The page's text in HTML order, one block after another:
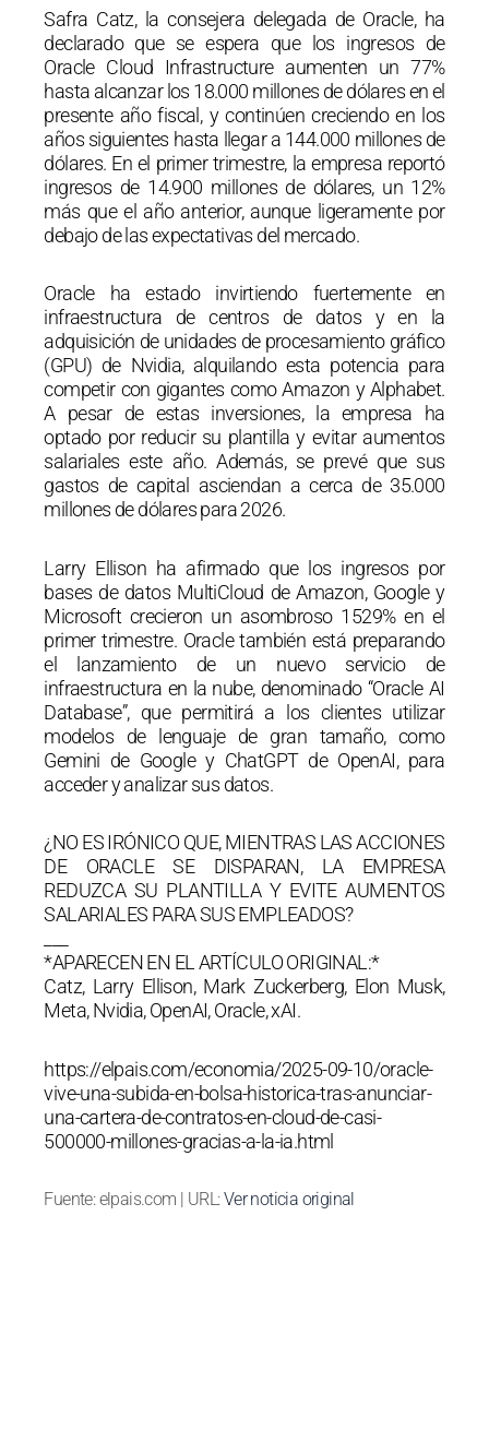
Safra Catz, la consejera delegada de Oracle, ha
declarado que se espera que los ingresos de
Oracle Cloud Infrastructure aumenten un 77%
hasta alcanzar los 18.000 millones de dólares en el
presente año fiscal, y continúen creciendo en los
años siguientes hasta llegar a 144.000 millones de
dólares. En el primer trimestre, la empresa reportó
ingresos de 14.900 millones de dólares, un 12%
más que el año anterior, aunque ligeramente por
debajo de las expectativas del mercado.
Oracle ha estado invirtiendo fuertemente en
infraestructura de centros de datos y en la
adquisición de unidades de procesamiento gráfico
(GPU) de Nvidia, alquilando esta potencia para
competir con gigantes como Amazon y Alphabet.
A pesar de estas inversiones, la empresa ha
optado por reducir su plantilla y evitar aumentos
salariales este año. Además, se prevé que sus
gastos de capital asciendan a cerca de 35.000
millones de dólares para 2026.
Larry Ellison ha afirmado que los ingresos por
bases de datos MultiCloud de Amazon, Google y
Microsoft crecieron un asombroso 1529% en el
primer trimestre. Oracle también está preparando
el lanzamiento de un nuevo servicio de
infraestructura en la nube, denominado “Oracle AI
Database”, que permitirá a los clientes utilizar
modelos de lenguaje de gran tamaño, como
Gemini de Google y ChatGPT de OpenAI, para
acceder y analizar sus datos.
¿NO ES IRÓNICO QUE, MIENTRAS LAS ACCIONES
DE ORACLE SE DISPARAN, LA EMPRESA
REDUZCA SU PLANTILLA Y EVITE AUMENTOS
SALARIALES PARA SUS EMPLEADOS?
*APARECEN EN EL ARTÍCULO ORIGINAL:*
Catz, Larry Ellison, Mark Zuckerberg, Elon Musk,
Meta, Nvidia, OpenAI, Oracle, xAI.
https://elpais.com/economia/2025-09-10/oracle-
vive-una-subida-en-bolsa-historica-tras-anunciar-
una-cartera-de-contratos-en-cloud-de-casi-
500000-millones-gracias-a-la-ia.html
Fuente: elpais.com | URL:Ver noticia original